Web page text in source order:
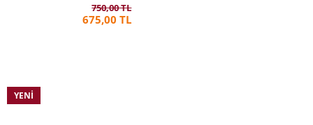
750,00 TL
675,00 TL
YENI